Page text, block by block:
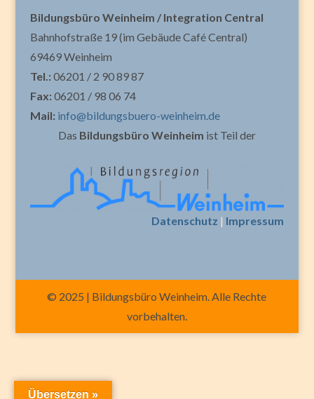
Bildungsbüro Weinheim / Integration Central
Bahnhofstraße 19 (im Gebäude Café Central)
69469 Weinheim
Tel.:06201 / 2 90 89 87
Fax:06201 / 98 06 74
Mail: info@bildungsbuero-weinheim.de
Das Bildungsbüro Weinheim ist Teil der
Datenschutz | Impressum
© 2025 | Bildungsbüro Weinheim. Alle Rechte
vorbehalten.
Übersetzen »